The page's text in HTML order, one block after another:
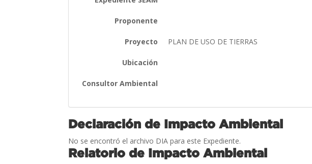
Proponente
Proyecto PLAN DE USO DE TIERRAS
Ubicación
Consultor Ambiental
Declaración de Impacto Ambiental
No se encontró el archivo DIA para este Expediente.
Relatorio de Impacto Ambiental